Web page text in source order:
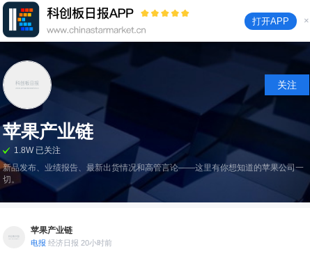
打开APP ×
关注
苹果产业链
1.8W 已关注
新品发布、业绩报告、最新出货情况和高管言论——这里有你想知道的苹果公司一
切。
苹果产业链
电报 经济日报 20小时前